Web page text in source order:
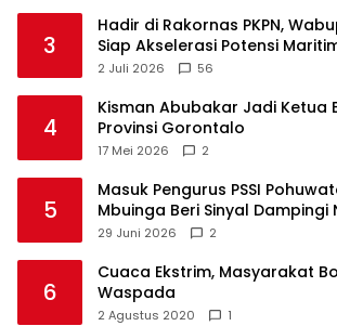
3
Hadir di Rakornas PKPN,
Siap Akselerasi Potensi
2 Juli 2026 56
4
Kisman Abubakar Jadi Ketua
Provinsi Gorontalo
17 Mei 2026 2
5
Masuk Pengurus PSSI
Mbuinga Beri Sinyal Dampingi
Politik ?
29 Juni 2026 2
6
Cuaca Ekstrim, Masyarakat
Waspada
2 Agustus 2020 1